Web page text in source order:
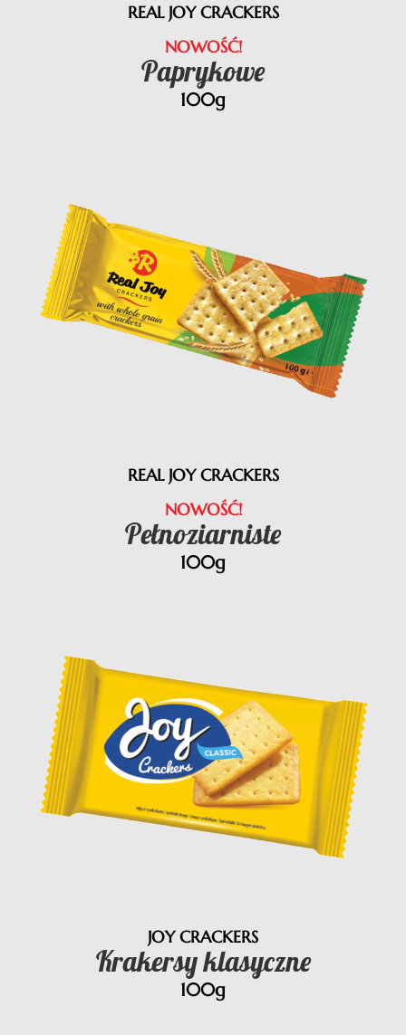
REAL JOY CRACKERS
NOWOŚĆ!
Paprykowe
100g
REAL JOY CRACKERS
NOWOŚĆ!
Pełnoziarniste
100g
JOY CRACKERS
Krakersy klasyczne
100g